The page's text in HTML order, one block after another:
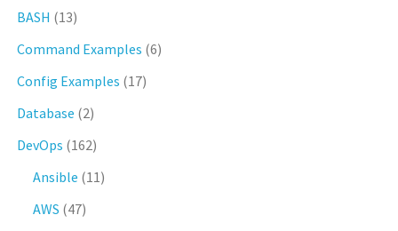
BASH (13)
Command Examples (6)
Config Examples (17)
Database (2)
DevOps (162)
Ansible (11)
AWS (47)